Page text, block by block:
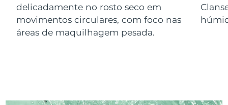
delicadamente no rosto seco em
movimentos circulares, com foco nas
áreas de maquilhagem pesada.